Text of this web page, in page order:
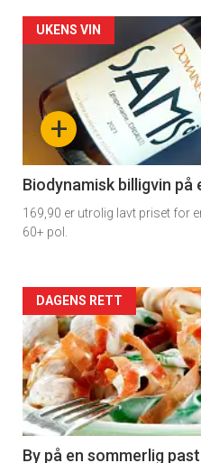
Forsiden
akkurat
nå
4
+
UKENS VIN
Biodynamisk billigvin
169,90 er utrolig lavt priset for
60+ pol.
Forsiden
akkurat
nå
-
DAGENS RETT
By på en sommerlig